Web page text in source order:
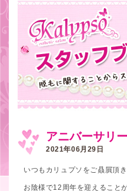
アニバーサリ
2021年06月29日
いつもカリュプソをご贔屓頂
お陰様で12周年を迎えること